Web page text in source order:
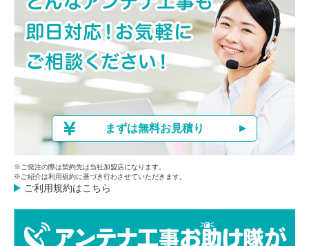
まずは無料お見積り
※ご発注の際は契約先は当社加盟店になります。
※ご紹介は利用規約に基づき行わさせていただきます。
ご利用規約はこちら